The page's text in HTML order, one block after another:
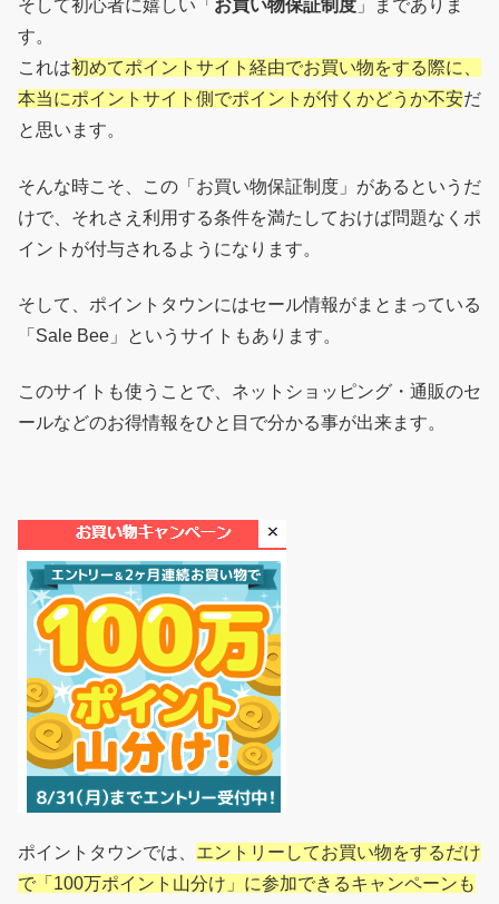
そして初心者に嬉しい「 お買い物保証制度 」までありま
す。
これは初めてポイントサイト経由でお買い物をする際に、
本当にポイントサイト側でポイントが付くかどうか不安だ
と思います。
そんな時こそ、この「お買い物保証制度」があるというだ
けで、それさえ利用する条件を満たしておけば問題なくポ
イントが付与されるようになります。
そして、ポイントタウンにはセール情報がまとまっている
「Sale Bee」というサイトもあります。
このサイトも使うことで、ネットショッピング・通販のセ
ールなどのお得情報をひと目で分かる事が出来ます。
ポイントタウンでは、 エントリーしてお買い物をするだけ
で「100万ポイント山分け」に参加できるキャンペーンも